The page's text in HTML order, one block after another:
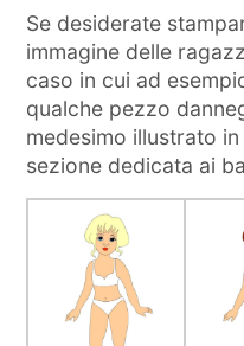
Se desiderate
immagine delle
caso in cui ad
qualche pezzo
medesimo illustrato
sezione dedicata ai